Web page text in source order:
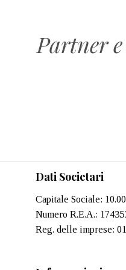
Partner
Dati Societari
Capitale Sociale:
Numero R.E.A.:
Reg. delle imprese: